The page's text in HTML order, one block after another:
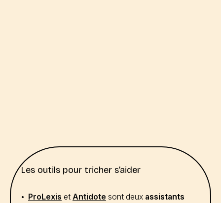
Les outils pour tricher s’aider
ProLexis et Antidote sont deux assistants